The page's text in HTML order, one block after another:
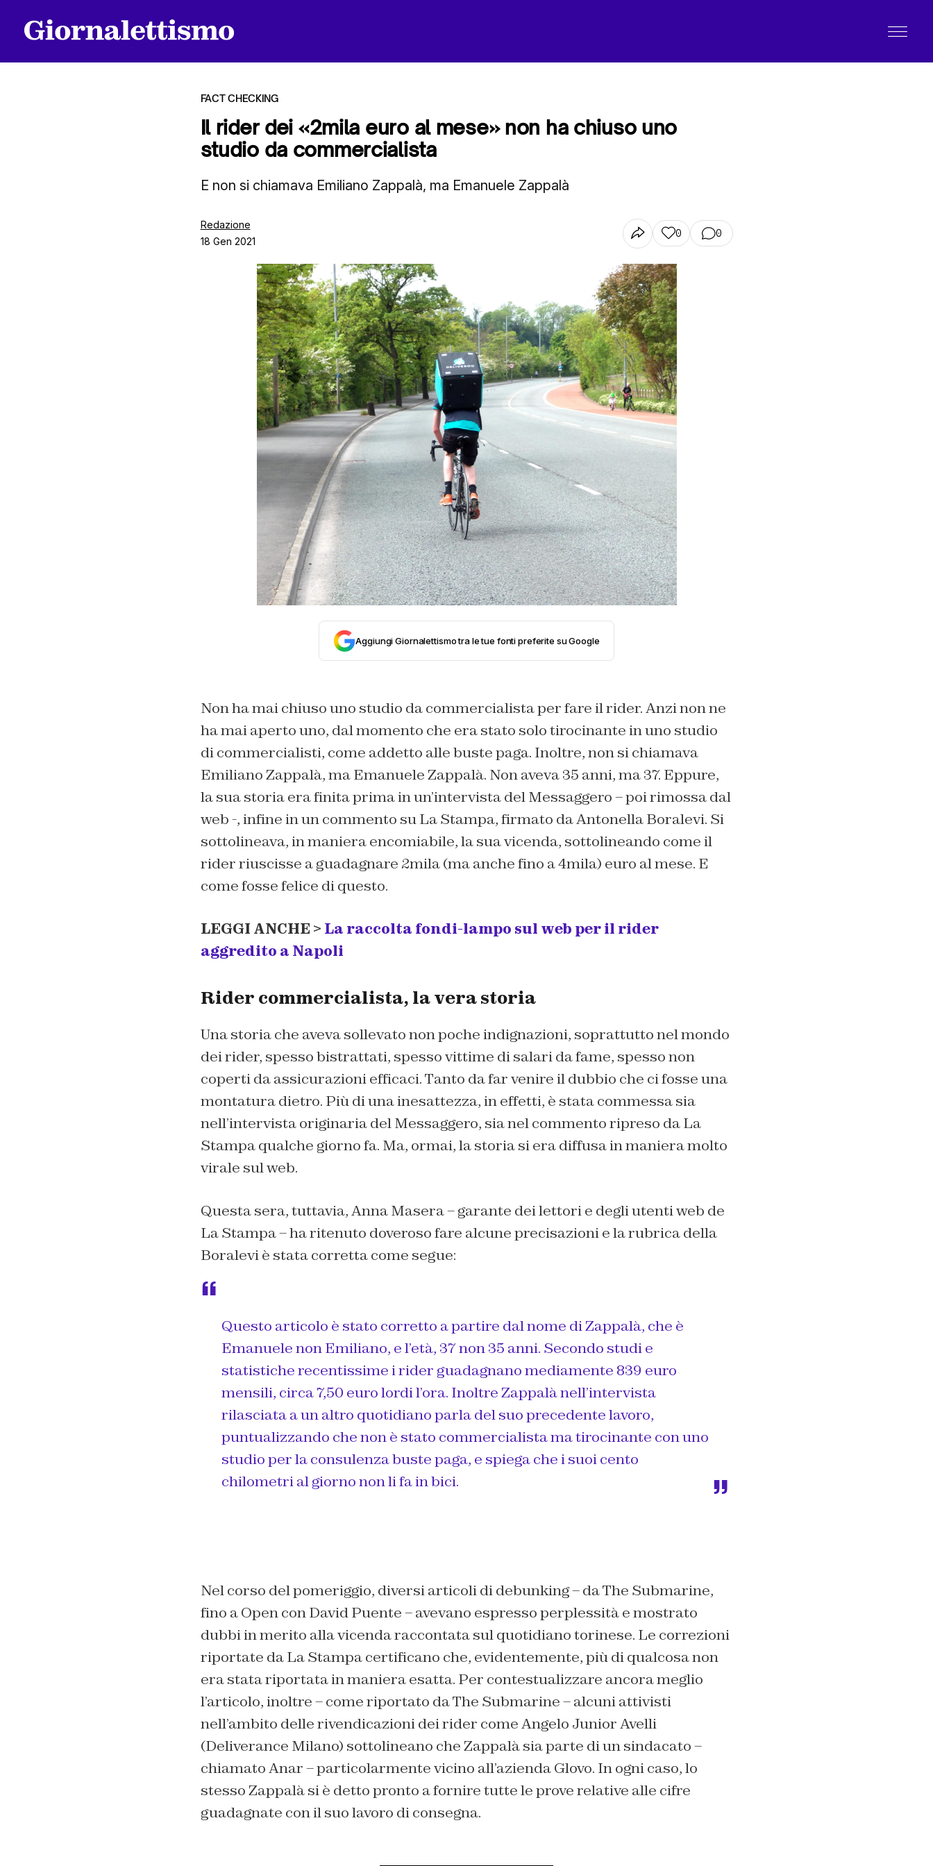
FACT CHECKING
Il rider dei «2mila euro al mese» non ha chiuso uno
studio da commercialista
E non si chiamava Emiliano Zappalà, ma Emanuele Zappalà
Redazione
18 Gen 2021
0 0
Aggiungi Giornalettismo tra le tue fonti preferite su Google
Non ha mai chiuso uno studio da commercialista per fare il rider. Anzi non ne
ha mai aperto uno, dal momento che era stato solo tirocinante in uno studio
di commercialisti, come addetto alle buste paga. Inoltre, non si chiamava
Emiliano Zappalà, ma Emanuele Zappalà. Non aveva 35 anni, ma 37. Eppure,
la sua storia era finita prima in un’intervista del Messaggero – poi rimossa dal
web -, infine in un commento su La Stampa, firmato da Antonella Boralevi. Si
sottolineava, in maniera encomiabile, la sua vicenda, sottolineando come il
rider riuscisse a guadagnare 2mila (ma anche fino a 4mila) euro al mese. E
come fosse felice di questo.
LEGGI ANCHE > La raccolta fondi-lampo sul web per il rider
aggredito a Napoli
Rider commercialista, la vera storia
Una storia che aveva sollevato non poche indignazioni, soprattutto nel mondo
dei rider, spesso bistrattati, spesso vittime di salari da fame, spesso non
coperti da assicurazioni efficaci. Tanto da far venire il dubbio che ci fosse una
montatura dietro. Più di una inesattezza, in effetti, è stata commessa sia
nell’intervista originaria del Messaggero, sia nel commento ripreso da La
Stampa qualche giorno fa. Ma, ormai, la storia si era diffusa in maniera molto
virale sul web.
Questa sera, tuttavia, Anna Masera – garante dei lettori e degli utenti web de
La Stampa – ha ritenuto doveroso fare alcune precisazioni e la rubrica della
Boralevi è stata corretta come segue:
Questo articolo è stato corretto a partire dal nome di Zappalà, che è
Emanuele non Emiliano, e l’età, 37 non 35 anni. Secondo studi e
statistiche recentissime i rider guadagnano mediamente 839 euro
mensili, circa 7,50 euro lordi l’ora. Inoltre Zappalà nell’intervista
rilasciata a un altro quotidiano parla del suo precedente lavoro,
puntualizzando che non è stato commercialista ma tirocinante con uno
studio per la consulenza buste paga, e spiega che i suoi cento
chilometri al giorno non li fa in bici.
Nel corso del pomeriggio, diversi articoli di debunking – da The Submarine,
fino a Open con David Puente – avevano espresso perplessità e mostrato
dubbi in merito alla vicenda raccontata sul quotidiano torinese. Le correzioni
riportate da La Stampa certificano che, evidentemente, più di qualcosa non
era stata riportata in maniera esatta. Per contestualizzare ancora meglio
l’articolo, inoltre – come riportato da The Submarine – alcuni attivisti
nell’ambito delle rivendicazioni dei rider come Angelo Junior Avelli
(Deliverance Milano) sottolineano che Zappalà sia parte di un sindacato –
chiamato Anar – particolarmente vicino all’azienda Glovo. In ogni caso, lo
stesso Zappalà si è detto pronto a fornire tutte le prove relative alle cifre
guadagnate con il suo lavoro di consegna.